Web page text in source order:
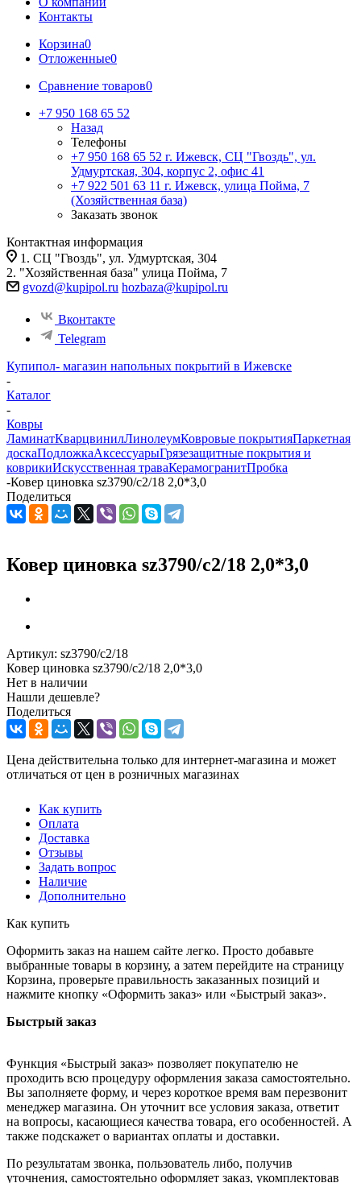
Контакты
Корзина0
Отложенные0
Сравнение товаров0
+7 950 168 65 52
Назад
Телефоны
+7 950 168 65 52 г. Ижевск, СЦ "Гвоздь", ул.
Удмуртская, 304, корпус 2, офис 41
+7 922 501 63 11 г. Ижевск, улица Пойма, 7
(Хозяйственная база)
Заказать звонок
Контактная информация
1. СЦ "Гвоздь", ул. Удмуртская, 304
2. "Хозяйственная база" улица Пойма, 7
gvozd@kupipol.ru hozbaza@kupipol.ru
Вконтакте
Telegram
Купипол- магазин напольных покрытий в Ижевске
-
Каталог
-
Ковры
ЛаминатКварцвинилЛинолеумКовровые покрытияПаркетная
доскаПодложкаАксессуарыГрязезащитные покрытия и
коврикиИскусственная траваКерамогранитПробка
-Ковер циновка sz3790/c2/18 2,0*3,0
Поделиться
Ковер циновка sz3790/c2/18 2,0*3,0
Артикул: sz3790/c2/18
Ковер циновка sz3790/c2/18 2,0*3,0
Нет в наличии
Нашли дешевле?
Поделиться
Цена действительна только для интернет-магазина и может
отличаться от цен в розничных магазинах
Как купить
Оплата
Доставка
Отзывы
Задать вопрос
Наличие
Дополнительно
Как купить
Оформить заказ на нашем сайте легко. Просто добавьте
выбранные товары в корзину, а затем перейдите на страницу
Корзина, проверьте правильность заказанных позиций и
нажмите кнопку «Оформить заказ» или «Быстрый заказ».
Быстрый заказ
Функция «Быстрый заказ» позволяет покупателю не
проходить всю процедуру оформления заказа самостоятельно.
Вы заполняете форму, и через короткое время вам перезвонит
менеджер магазина. Он уточнит все условия заказа, ответит
на вопросы, касающиеся качества товара, его особенностей. А
также подскажет о вариантах оплаты и доставки.
По результатам звонка, пользователь либо, получив
уточнения, самостоятельно оформляет заказ, укомплектовав